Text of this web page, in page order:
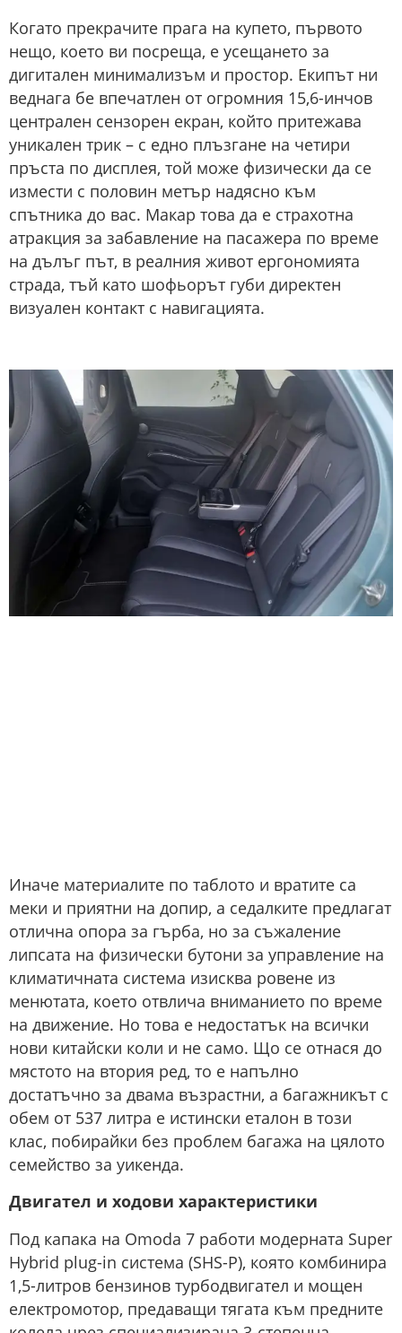
Когато прекрачите прага на купето, първото
нещо, което ви посреща, е усещането за
дигитален минимализъм и простор. Екипът ни
веднага бе впечатлен от огромния 15,6-инчов
централен сензорен екран, който притежава
уникален трик – с едно плъзгане на четири
пръста по дисплея, той може физически да се
измести с половин метър надясно към
спътника до вас. Макар това да е страхотна
атракция за забавление на пасажера по време
на дълъг път, в реалния живот ергономията
страда, тъй като шофьорът губи директен
визуален контакт с навигацията.
Иначе материалите по таблото и вратите са
меки и приятни на допир, а седалките предлагат
отлична опора за гърба, но за съжаление
липсата на физически бутони за управление на
климатичната система изисква ровене из
менютата, което отвлича вниманието по време
на движение. Но това е недостатък на всички
нови китайски коли и не само. Що се отнася до
мястото на втория ред, то е напълно
достатъчно за двама възрастни, а багажникът с
обем от 537 литра е истински еталон в този
клас, побирайки без проблем багажа на цялото
семейство за уикенда.
Двигател и ходови характеристики
Под капака на Omoda 7 работи модерната Super
Hybrid plug-in система (SHS-P), която комбинира
1,5-литров бензинов турбодвигател и мощен
електромотор, предаващи тягата към предните